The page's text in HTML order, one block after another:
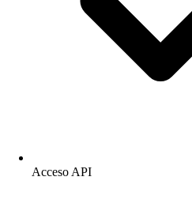
Acceso API